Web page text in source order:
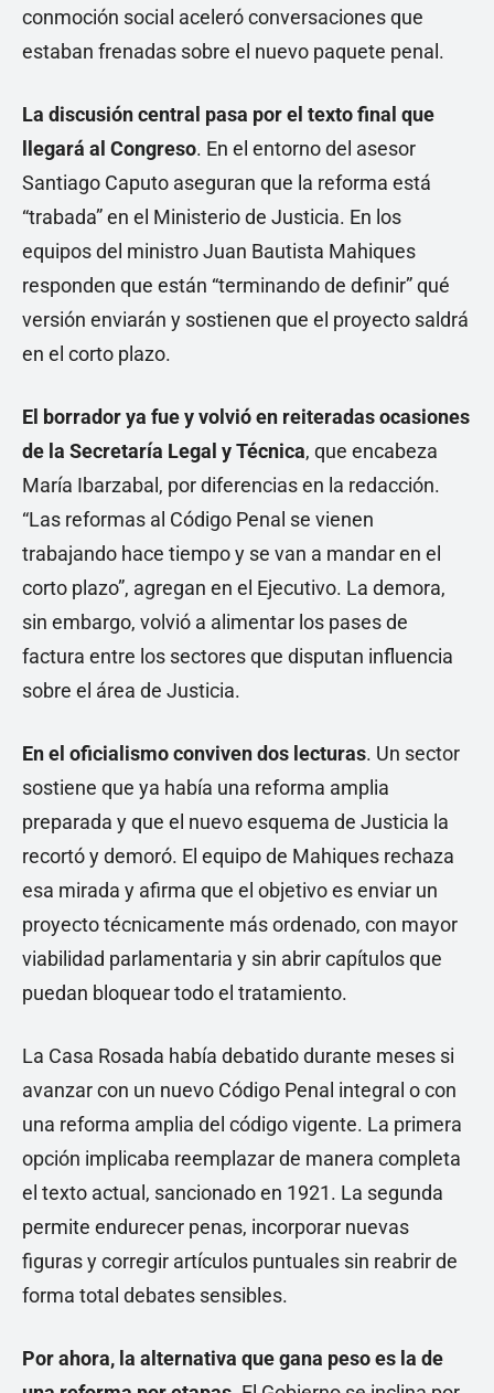
conmoción social aceleró conversaciones que
estaban frenadas sobre el nuevo paquete penal.
La discusión central pasa por el texto final que
llegará al Congreso. En el entorno del asesor
Santiago Caputo aseguran que la reforma está
“trabada” en el Ministerio de Justicia. En los
equipos del ministro Juan Bautista Mahiques
responden que están “terminando de definir” qué
versión enviarán y sostienen que el proyecto saldrá
en el corto plazo.
El borrador ya fue y volvió en reiteradas ocasiones
de la Secretaría Legal y Técnica, que encabeza
María Ibarzabal, por diferencias en la redacción.
“Las reformas al Código Penal se vienen
trabajando hace tiempo y se van a mandar en el
corto plazo”, agregan en el Ejecutivo. La demora,
sin embargo, volvió a alimentar los pases de
factura entre los sectores que disputan influencia
sobre el área de Justicia.
En el oficialismo conviven dos lecturas. Un sector
sostiene que ya había una reforma amplia
preparada y que el nuevo esquema de Justicia la
recortó y demoró. El equipo de Mahiques rechaza
esa mirada y afirma que el objetivo es enviar un
proyecto técnicamente más ordenado, con mayor
viabilidad parlamentaria y sin abrir capítulos que
puedan bloquear todo el tratamiento.
La Casa Rosada había debatido durante meses si
avanzar con un nuevo Código Penal integral o con
una reforma amplia del código vigente. La primera
opción implicaba reemplazar de manera completa
el texto actual, sancionado en 1921. La segunda
permite endurecer penas, incorporar nuevas
figuras y corregir artículos puntuales sin reabrir de
forma total debates sensibles.
Por ahora, la alternativa que gana peso es la de